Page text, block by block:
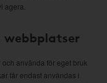
agera.
använda för eget bruk
får endast användas i